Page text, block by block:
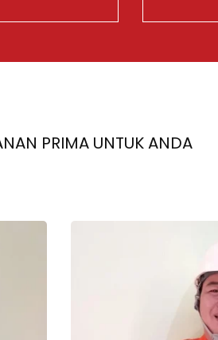
PRIMA UNTUK ANDA